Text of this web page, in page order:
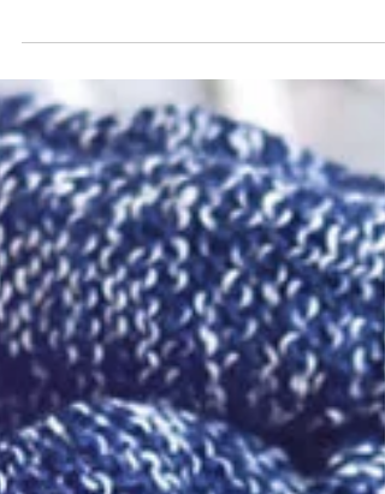
noturno e busca levantar recursos para manter e
ampliar projetos da instituição, direcionando os
valores arrecadados à qualificação dos serviços
oferecidos aos pacientes. Segundo a organização,
o evento reúne uma ampla diversidade de
produtos, entre eles eletrônicos, peças de
brinque